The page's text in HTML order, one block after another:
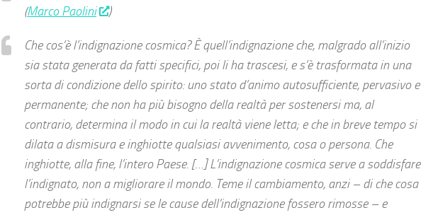
(Marco Paolini )
Che cos’è l’indignazione cosmica? È quell’indignazione che, malgrado all’inizio
sia stata generata da fatti specifici, poi li ha trascesi, e s’è trasformata in una
sorta di condizione dello spirito: uno stato d’animo autosufficiente, pervasivo e
permanente; che non ha più bisogno della realtà per sostenersi ma, al
contrario, determina il modo in cui la realtà viene letta; e che in breve tempo si
dilata a dismisura e inghiotte qualsiasi avvenimento, cosa o persona. Che
inghiotte, alla fine, l’intero Paese. […] L’indignazione cosmica serve a soddisfare
l’indignato, non a migliorare il mondo. Teme il cambiamento, anzi – di che cosa
potrebbe più indignarsi se le cause dell’indignazione fossero rimosse – e